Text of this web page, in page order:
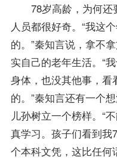
78岁高龄，为何还
人员都很好奇。“我这
的。”秦知言说，拿不
实自己的老年生活。“
身体，也没其他事，
的。”秦知言还有一个
儿孙树立一个榜样。“
真学习。孩子们看到我
个本科文凭，这比任何